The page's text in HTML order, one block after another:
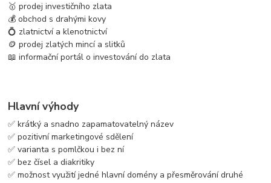
🥇 prodej investičního zlata
💰 obchod s drahými kovy
💍 zlatnictví a klenotnictví
🪙 prodej zlatých mincí a slitků
📖 informační portál o investování do zlata
Hlavní výhody
✅ krátký a snadno zapamatovatelný název
✅ pozitivní marketingové sdělení
✅ varianta s pomlčkou i bez ní
✅ bez čísel a diakritiky
✅ možnost využití jedné hlavní domény a přesměrování druhé